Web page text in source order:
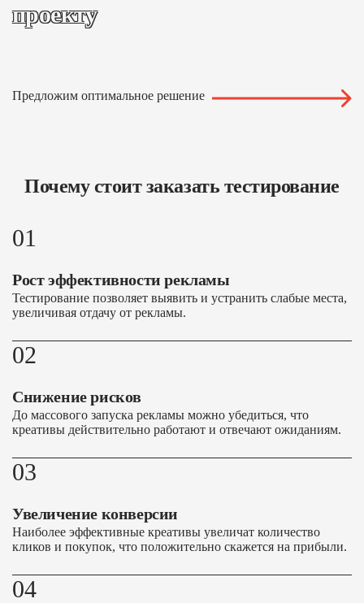
проекту
Предложим оптимальное решение
Почему стоит заказать тестирование
01
Рост эффективности рекламы
Тестирование позволяет выявить и устранить слабые места,
увеличивая отдачу от рекламы.
02
Снижение рисков
До массового запуска рекламы можно убедиться, что
креативы действительно работают и отвечают ожиданиям.
03
Увеличение конверсии
Наиболее эффективные креативы увеличат количество
кликов и покупок, что положительно скажется на прибыли.
04